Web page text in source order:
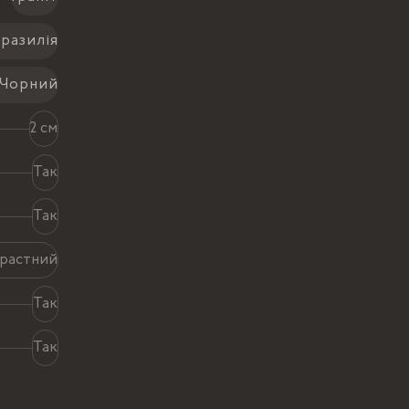
Чорний
2 см
Так
Так
Так
Так